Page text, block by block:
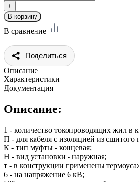
В сравнение
Поделиться
Описание
Характеристики
Документация
Описание:
1 - количество токопроводящих жил в
П - для кабеля с изоляцией из сшитого
К - тип муфты - концевая;
Н - вид установки - наружная;
т - в конструкции применены
6 - на напряжение 6 кВ;